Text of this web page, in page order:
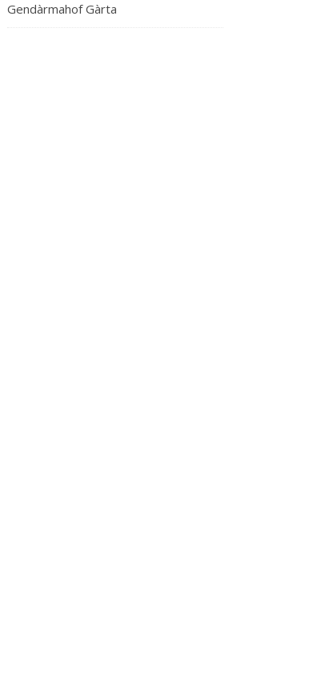
Gendàrmahof Gàrta